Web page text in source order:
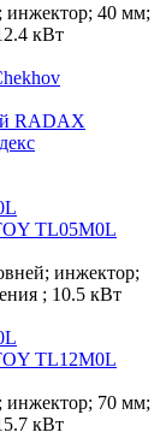
инжектор; 40 мм;
кВт
инжектор;
; 10.5 кВт
инжектор; 70 мм;
кВт